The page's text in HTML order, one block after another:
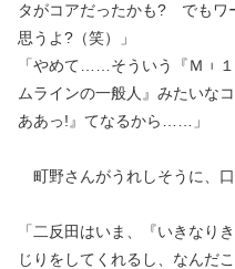
タがコアだったかも? でもワ
思うよ?（笑）」
「やめて……そういう『Ｍ︲
ムラインの一般人』みたいな
ああっ!』てなるから……」
町野さんがうれしそうに、
「二反田はいま、『いきなり
じりをしてくれるし、なんだ